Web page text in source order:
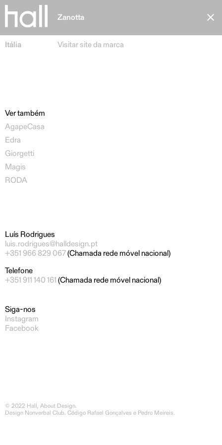
Zanotta
En
Itália Visitar site da marca
Ver também
AgapeCasa
Edra
Giorgetti
Magis
RODA
Luís Rodrigues
luis.rodrigues@halldesign.pt
+351 966 829 067(Chamada rede móvel nacional)
Telefone
+351 911 140 161 (Chamada rede móvel nacional)
Siga-nos
Instagram
Facebook
© 2022 Hall, About Design.
Design Nonverbal Club . Código Rafael Gonçalves e Pedro Meireis.